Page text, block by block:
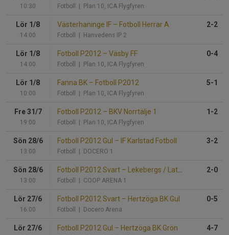
10:30 Fotboll | Plan 10, ICA Flygfyren
Lör 1/8
14:00
Västerhaninge IF – Fotboll Herrar A
Fotboll | Hanvedens IP 2
2-2
Lör 1/8
14:00
Fotboll P2012 – Väsby FF
Fotboll | Plan 10, ICA Flygfyren
0-4
Lör 1/8
10:00
Fanna BK – Fotboll P2012
Fotboll | Plan 10, ICA Flygfyren
5-1
Fre 31/7
19:00
Fotboll P2012 – BKV Norrtälje 1
Fotboll | Plan 10, ICA Flygfyren
1-2
Sön 28/6
13:00
Fotboll P2012 Gul – IF Karlstad Fotboll
Fotboll | DOCERO 1
3-2
Sön 28/6
13:00
Fotboll P2012 Svart – Lekebergs / Latorps IF
Fotboll | COOP ARENA 1
2-0
Lör 27/6
16:00
Fotboll P2012 Svart – Hertzöga BK Gul
Fotboll | Docero Arena
0-5
Lör 27/6 Fotboll P2012 Gul – Hertzöga BK Grön 4-7